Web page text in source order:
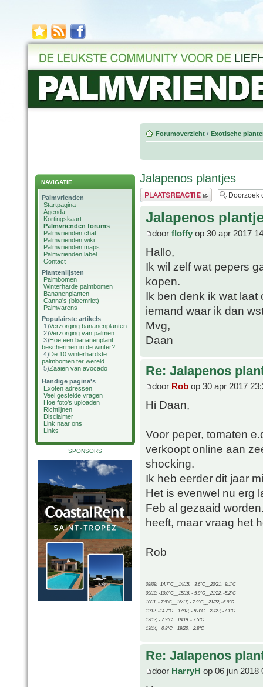
NAVIGATIE
Palmvrienden
Startpagina
Agenda
Kortingskaart
Palmvrienden forums
Palmvrienden chat
Palmvrienden wiki
Palmvrienden maps
Palmvrienden label
Contact
Plantenlijsten
Palmbomen
Winterharde palmbomen
Bananenplanten
Canna's (bloemriet)
Palmvarens
Populairste artikels
1)Verzorging bananenplanten
2)Verzorging van palmen
3)Hoe een bananenplant
beschermen in de winter?
4)De 10 winterhardste
palmbomen ter wereld
5)Zaaien van avocado
Handige pagina's
Exoten adressen
Veel gestelde vragen
Hoe foto's uploaden
Richtlijnen
Disclaimer
Link naar ons
Links
SPONSORS
Forumoverzicht ‹ Exotische
Jalapenos plantjes
Plaats een reactie
Jalapenos
door floffy op 30 apr 2017
Hallo,
Ik wil zelf wat pepers
kopen.
Ik ben denk ik wat laat
iemand waar ik dan
Mvg,
Daan
Re: Jalapenos
door Rob op 30 apr 2017
Hi Daan,
Voor peper, tomaten
verkoopt online aan
shocking.
Ik heb eerder dit jaar
Het is evenwel nu erg
Feb al gezaaid
heeft, maar vraag het
Rob
08/09, -14.7°C__14/15, - 3.6°C__20/21, -9.1°C
09/10, -10.0°C__15/16, - 5.9°C__21/22, -5.2°C
10/11, - 7.9°C__16/17, - 7.9°C__21/22, -6.9°C
11/12, -14.7°C__17/18, - 8.3°C__22/23, -7.1°C
12/13, - 7.9°C__18/19, - 7.5°C
13/14, - 0.8°C__19/20, - 2.8°C
Re: Jalapenos
door HarryH op 06 jun 2018